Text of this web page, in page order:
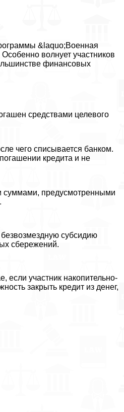
&laquo;Военная
волнует участников
финансовых
средствами целевого
чего списывается банком.
кредита и не
суммами, предусмотренными
субсидию
сбережений.
если участник накопительно-
закрыть кредит из денег,